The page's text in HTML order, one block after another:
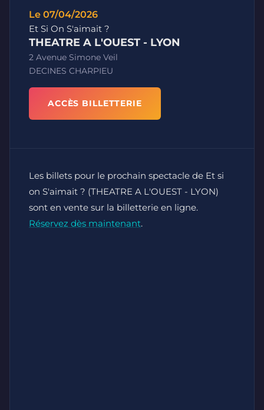
Le 07/04/2026
Et Si On S'aimait ?
THEATRE A L'OUEST - LYON
2 Avenue Simone Veil
DECINES CHARPIEU
ACCÈS BILLETTERIE
Les billets pour le prochain spectacle de Et si
on S'aimait ? (THEATRE A L'OUEST - LYON)
sont en vente sur la billetterie en ligne.
Réservez dès maintenant.